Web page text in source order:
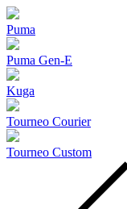
Puma
Puma Gen‑E
Kuga
Tourneo Courier
Tourneo Custom